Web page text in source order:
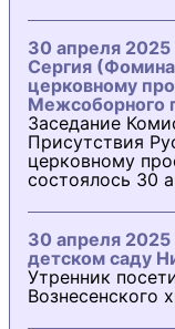
30 апреля
Сергия
церковному
Межсоборного
Заседание
Присутствия
церковному
состоялось 30
30 апреля 2025
детском саду
Утренник
Вознесенского